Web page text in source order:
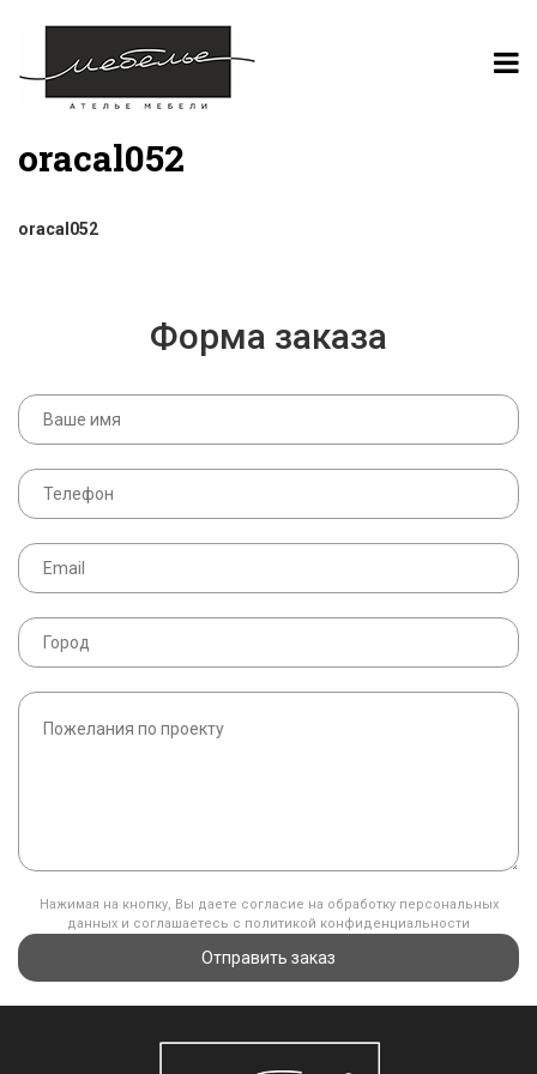
oracal052
oracal052
Форма заказа
Нажимая на кнопку, Вы даете согласие на обработку персональных
данных и соглашаетесь с политикой конфиденциальности
Отправить заказ